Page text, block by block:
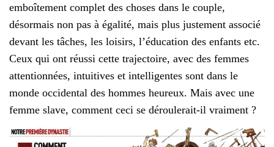
emboîtement complet des choses dans le couple,
désormais non pas à égalité, mais plus justement associé
devant les tâches, les loisirs, l’éducation des enfants etc.
Ceux qui ont réussi cette trajectoire, avec des femmes
attentionnées, intuitives et intelligentes sont dans le
monde occidental des hommes heureux. Mais avec une
femme slave, comment ceci se déroulerait-il vraiment ?